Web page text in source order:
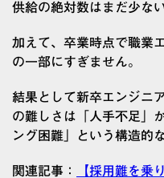
供給の絶対数はまだ少な
加えて、卒業時点で職業
の一部にすぎません。
結果として新卒エンジニ
の難しさは「人手不足」
ング困難」という構造的
関連記事：
【採用難を乗